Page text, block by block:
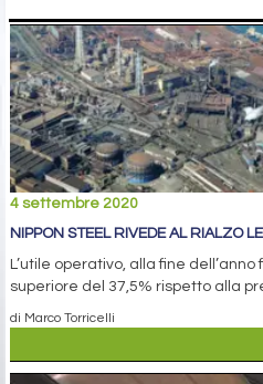
4 settembre 2020
NIPPON STEEL RIVEDE AL RIALZO
L’utile operativo, alla fine
superiore del 37,5% rispetto alla
di Marco Torricelli